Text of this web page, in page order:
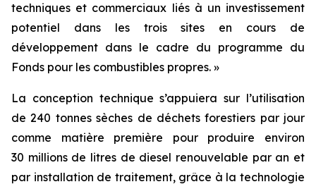
techniques et commerciaux liés à un investissement
potentiel dans les trois sites en cours de
développement dans le cadre du programme du
Fonds pour les combustibles propres. »
La conception technique s’appuiera sur l’utilisation
de 240 tonnes sèches de déchets forestiers par jour
comme matière première pour produire environ
30 millions de litres de diesel renouvelable par an et
par installation de traitement, grâce à la technologie